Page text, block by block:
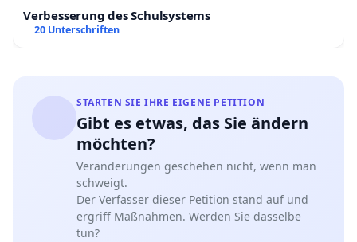
Verbesserung des Schulsystems
20 Unterschriften
STARTEN SIE IHRE EIGENE PETITION
Gibt es etwas, das Sie ändern
möchten?
Veränderungen geschehen nicht, wenn man
schweigt.
Der Verfasser dieser Petition stand auf und
ergriff Maßnahmen. Werden Sie dasselbe
tun?